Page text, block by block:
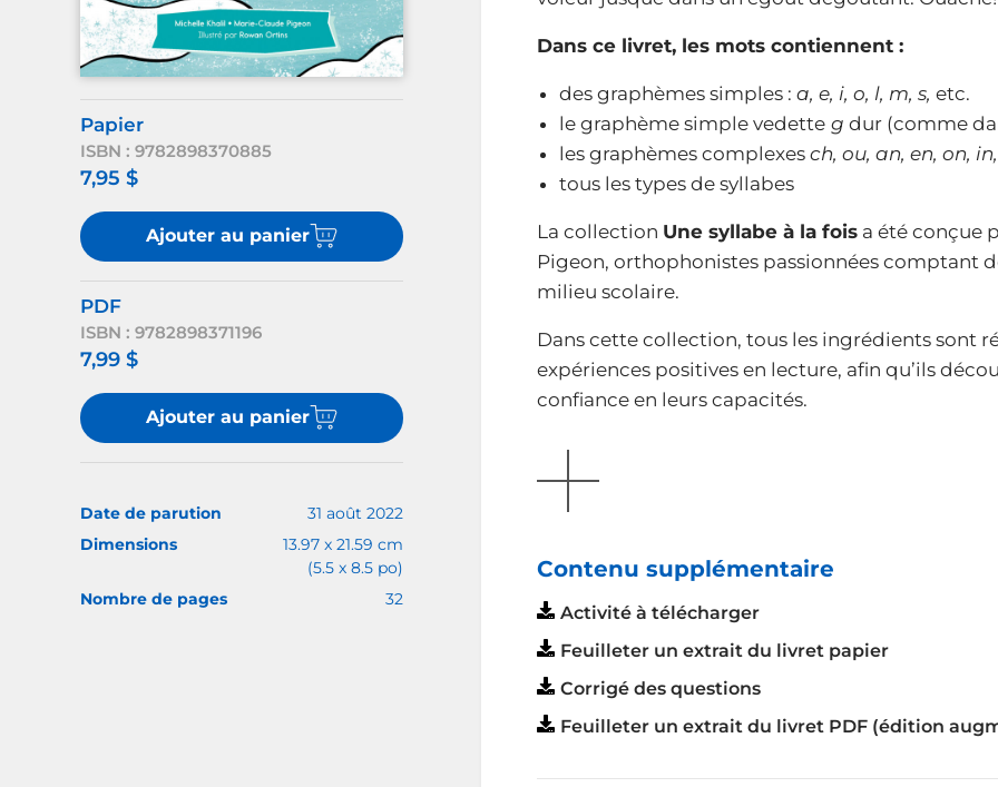
Papier
ISBN : 9782898370885
7,95 $
Ajouter au panier
PDF
ISBN : 9782898371196
7,99 $
Ajouter au panier
Date de parution
31 août 2022
Dimensions
13.97 x 21.59 cm
(5.5 x 8.5 po)
Nombre de pages
32
Dans ce livret, les mots contiennent :
des graphèmes simples : a, e, i, o, l, m, s, etc.
le graphème simple vedette g dur (comme
les graphèmes complexes ch, ou, an, en, on,
tous les types de syllabes
La collection Une syllabe à la fois a été conçue
Pigeon, orthophonistes passionnées comptant
milieu scolaire.
Dans cette collection, tous les ingrédients sont
expériences positives en lecture, afin qu’ils
confiance en leurs capacités.
Contenu supplémentaire
Activité à télécharger
Feuilleter un extrait du livret papier
Corrigé des questions
Feuilleter un extrait du livret PDF (édition